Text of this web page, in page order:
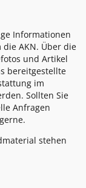
Informationen
AKN. Über die
und Artikel
bereitgestellte
im
Sollten Sie
Anfragen
stehen